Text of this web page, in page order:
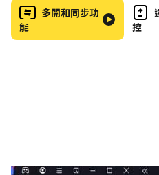
下載，沉浸在建築工藝世界
創造力。
多開和同步功
能
控